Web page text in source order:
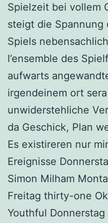
Spielzeit bei vollem
steigt die Spannung
Spiels
l’ensemble des
aufwarts
irgendeinem ort
unwiderstehliche
da Geschick, Plan
Es existireren nur
Ereignisse
Simon Milham
Freitag thirty-one
Youthful